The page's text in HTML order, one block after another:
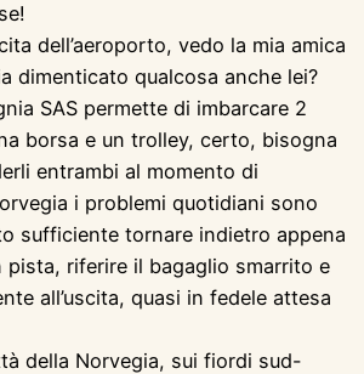
dell’aeroporto, vedo la mia amica
dimenticato qualcosa anche lei?
SAS permette di imbarcare 2
borsa e un trolley, certo, bisogna
entrambi al momento di
i problemi quotidiani sono
sufficiente tornare indietro appena
pista, riferire il bagaglio smarrito e
all’uscita, quasi in fedele attesa
della Norvegia, sui fiordi sud-